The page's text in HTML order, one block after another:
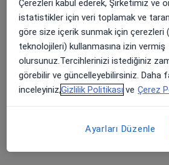
Diğer Hizmetler
Enjeksiyon Im
Enjeksiyon Iv
Normal Randevu
Çerezleri kabul ederek, Şirketimiz ve
istatistikler için veri toplamak ve
göre size içerik sunmak için çerezleri
teknolojileri) kullanmasına izin vermiş
olursunuz.Tercihlerinizi istediğiniz
görebilir ve güncelleyebilirsiniz. Daha
inceleyiniz,Gizlilik Politikası ve Çerez
Ayarları Düzenle